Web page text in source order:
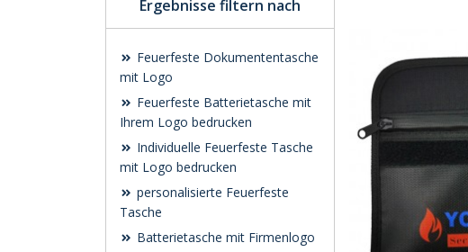
Ergebnisse filtern nach
Feuerfeste Dokumententasche
mit Logo
Feuerfeste Batterietasche mit
Ihrem Logo bedrucken
Individuelle Feuerfeste Tasche
mit Logo bedrucken
personalisierte Feuerfeste
Tasche
Batterietasche mit Firmenlogo